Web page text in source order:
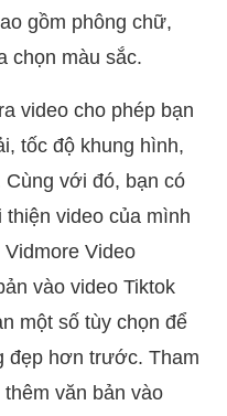
gồm phông chữ,
chọn màu sắc.
video cho phép bạn
tốc độ khung hình,
với đó, bạn có
video của mình
Video
vào video Tiktok
một số tùy chọn để
đẹp hơn trước. Tham
văn bản vào